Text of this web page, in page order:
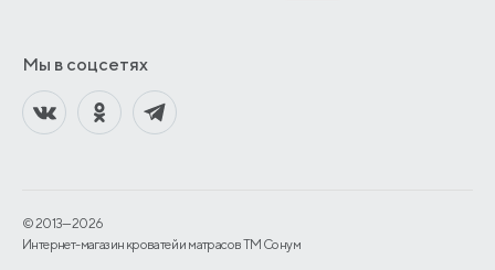
Мы в соцсетях
© 2013—2026
Интернет-магазин кроватей и матрасов TM Сонум